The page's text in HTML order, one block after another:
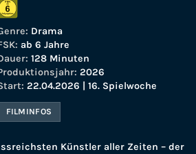
Drama
ab 6 Jahre
128 Minuten
2026
22.04.2026 | 16. Spielwoche
FILMINFOS
Künstler aller Zeiten – der